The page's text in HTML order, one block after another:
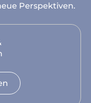
Perspektiven.